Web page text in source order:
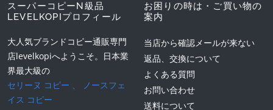
スーパーコピーN級品
LEVELKOPIプロフィール
大人気ブランドコピー通販専門
店levelkopiへようこそ。日本業
界最大級の
セリーヌ コピー 、
ノースフェ
イス コピー
お困りの時は・ご買い物の
案内
当店から確認メールが来ない
返品、交換について
よくある質問
お問い合わせ
送料について